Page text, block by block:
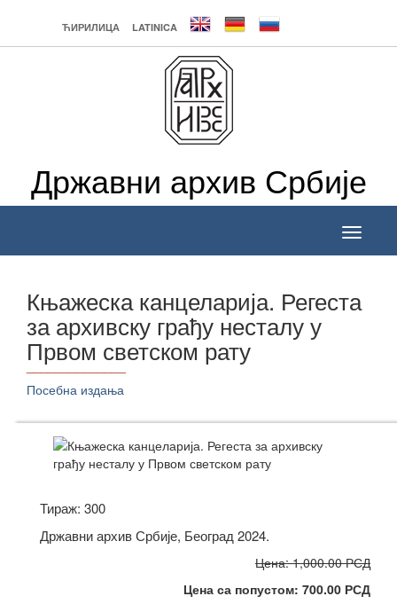
ЋИРИЛИЦА LATINICA
Државни архив Србије
Toggle
Књажеска канцеларија. Регеста
за архивску грађу несталу у
Првом светском рату
______________
Посебна издања
Тираж: 300
Државни архив Србије, Београд 2024.
Цена: 1,000.00 РСД
Цена са попустом: 700.00 РСД